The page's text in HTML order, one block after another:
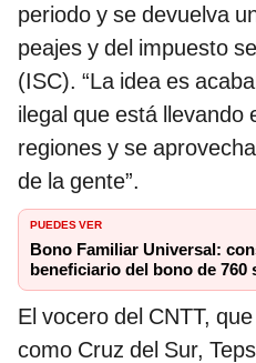
periodo y se devuelva
peajes y del impuesto
(ISC). “La idea es
ilegal que está llevando
regiones y se
de la gente”.
PUEDES VER
Bono Familiar Universal:
beneficiario del bono de 760
El vocero del CNTT,
como Cruz del Sur,